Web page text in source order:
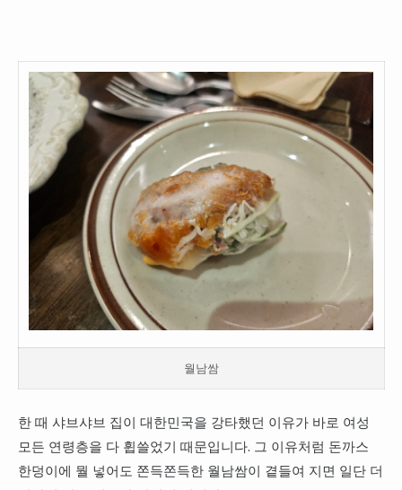
월남쌈
한 때 샤브샤브 집이 대한민국을 강타했던 이유가 바로 여성
모든 연령층을 다 휩쓸었기 때문입니다. 그 이유처럼 돈까스
한덩이에 뭘 넣어도 쫀득쫀득한 월남쌈이 곁들여 지면 일단 더